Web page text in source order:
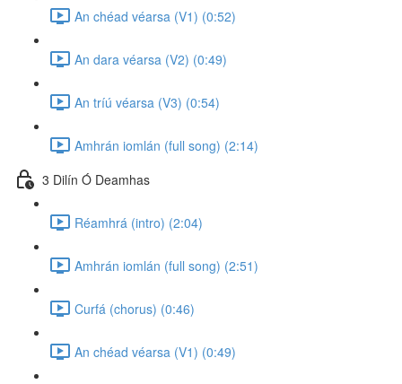
An chéad véarsa (V1) (0:52)
An dara véarsa (V2) (0:49)
An tríú véarsa (V3) (0:54)
Amhrán iomlán (full song) (2:14)
3 Dilín Ó Deamhas
Réamhrá (intro) (2:04)
Amhrán iomlán (full song) (2:51)
Curfá (chorus) (0:46)
An chéad véarsa (V1) (0:49)